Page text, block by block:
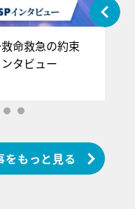
命救急の約束
ンタビュー
をもっと見る